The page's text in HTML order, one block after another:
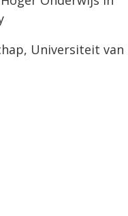
Universiteit van